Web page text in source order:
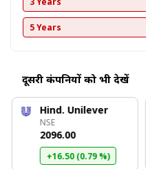
5 Years
दूसरी कंपनियों को भी देखें
Hind. Unilever
NSE
₹2096.00
+16.50 (0.79 %)